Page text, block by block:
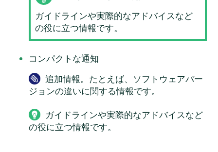
ガイドラインや実際的なアドバイスなど
の役に立つ情報です。
コンパクトな通知
追加情報。たとえば、ソフトウェアバー
ジョンの違いに関する情報です。
ガイドラインや実際的なアドバイスなど
の役に立つ情報です。